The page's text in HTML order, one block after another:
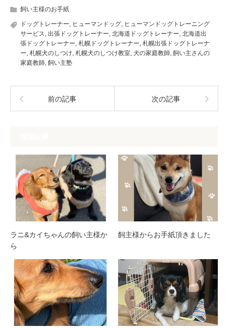
飼い主様のお手紙
ドッグトレーナー ヒューマンドッグ ヒューマンドッグトレーニング
サービス 出張ドッグトレーナー 北海道ドッグトレーナー 北海道出
張ドッグトレーナー 札幌ドッグトレーナー 札幌出張ドッグトレーナ
ー 札幌犬のしつけ 札幌犬のしつけ教室 犬の家庭教師 飼い主さんの
家庭教師 飼い主塾
前の記事 次の記事
ラニ&カイちゃんの飼い主様か
ら
飼主様からお手紙頂きました